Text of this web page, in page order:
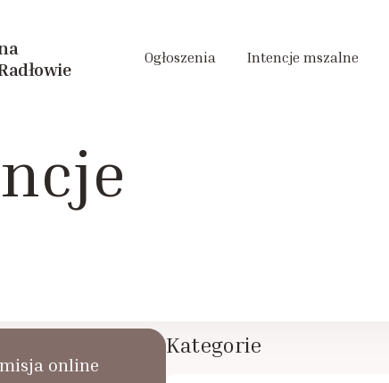
Ogłoszenia Intencje mszalne
online
Kategorie